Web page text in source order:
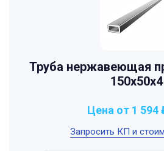
Труба нержавеющая
150х50х4
Запросить КП и
Цена от 1 594